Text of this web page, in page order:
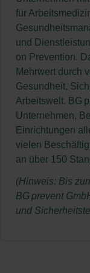
die
Vorschläge,
gestalten
regelmäßig,
wirken. Das
mit
Homeoffice
es Angebote
individuell ein.
Grenzen
schnell dazu
Arbeitsplätze
Pausen
neuen
künstlicher
Ein großer
Fachkräfte für
müssen, wenn
Denn:
nicht nur in
für
und
on Prevention.
Mehrwert durch
Gesundheit,
Arbeitswelt. BG
Unternehmen,
Einrichtungen
vielen
an über 150
(Hinweis: Bis
BG prevent
und